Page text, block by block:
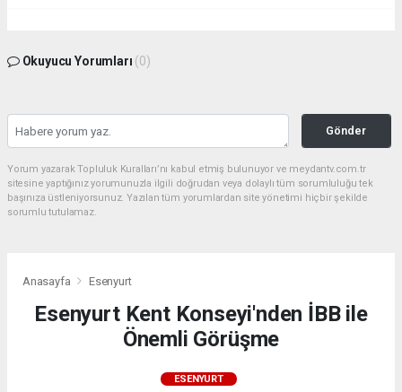
Okuyucu Yorumları (0)
Gönder
Yorum yazarak Topluluk Kuralları’nı kabul etmiş bulunuyor ve meydantv.com.tr
sitesine yaptığınız yorumunuzla ilgili doğrudan veya dolaylı tüm sorumluluğu tek
başınıza üstleniyorsunuz. Yazılan tüm yorumlardan site yönetimi hiçbir şekilde
sorumlu tutulamaz.
Anasayfa Esenyurt
Esenyurt Kent Konseyi'nden İBB ile
Önemli Görüşme
ESENYURT